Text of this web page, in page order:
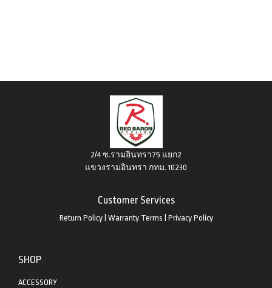
2/4 ซ.รามอินทรา75 แยก2
แขวงรามอินทรา กทม. 10230
Customer Services
Return Policy| Warranty Terms Privacy Policy
SHOP
ACCESSORY